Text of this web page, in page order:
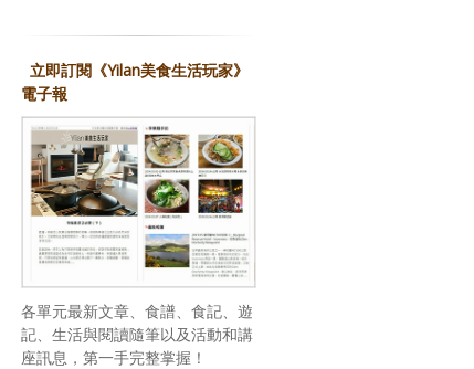
立即訂閱《Yilan美食生活玩家》
電子報
各單元最新文章、食譜、食記、遊
記、生活與閱讀隨筆以及活動和講
座訊息，第一手完整掌握！